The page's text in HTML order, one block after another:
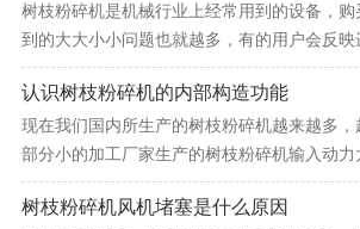
树枝粉碎机是机械行业上经常用到的设备，购
到的大大小小问题也就越多，有的用户会反映
事，物料反喷对树枝粉碎机也是有伤害的，
有防备的情况下被喷到，有可能造成身体伤害
起来了解一下导致进料口反喷的原因和解决
认识树枝粉碎机的内部构造功能
现在我们国内所生产的树枝粉碎机越来越多
部分小的加工厂家生产的树枝粉碎机输入动
音污染严重、机器稳定性差等一系列的问题
部构造、功用与成品质量，直接影响到制成品
树枝粉碎机风机堵塞是什么原因